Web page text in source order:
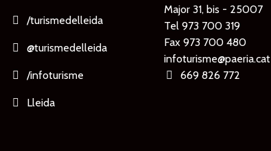
/turismedelleida
@turismedelleida
/infoturisme
Lleida
Major 31, bis - 25007
Tel 973 700 319
Fax 973 700 480
infoturisme@paeria.cat
669 826 772